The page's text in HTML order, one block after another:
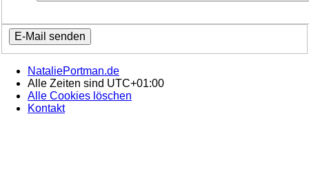
NataliePortman.de
Alle Zeiten sind UTC+01:00
Alle Cookies löschen
Kontakt